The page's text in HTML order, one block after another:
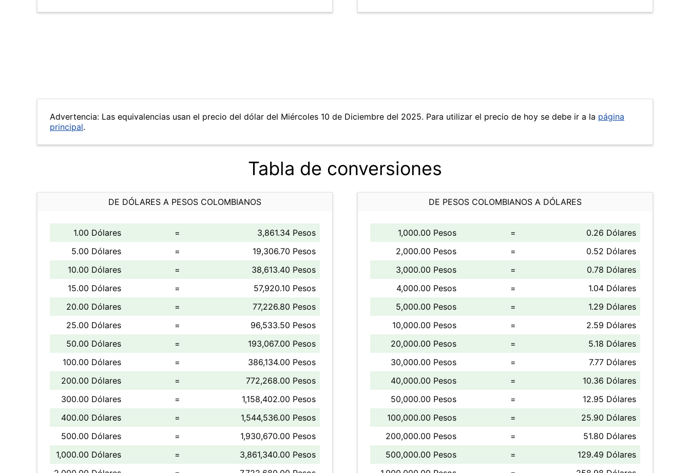
Advertencia: Las equivalencias usan el precio del dólar del Miércoles 10 de Diciembre del 2025. Para utilizar el precio de hoy se debe ir a la página
principal.
Tabla de conversiones
DE DÓLARES A PESOS COLOMBIANOS
1.00 Dólares =
3,861.34 Pesos
5.00 Dólares
=
19,306.70 Pesos
10.00 Dólares
=
38,613.40 Pesos
15.00 Dólares
=
57,920.10 Pesos
20.00 Dólares
=
77,226.80 Pesos
25.00 Dólares
=
96,533.50 Pesos
50.00 Dólares
=
193,067.00 Pesos
100.00 Dólares
=
386,134.00 Pesos
200.00 Dólares
=
772,268.00 Pesos
300.00 Dólares
=
1,158,402.00 Pesos
400.00 Dólares
=
1,544,536.00 Pesos
500.00 Dólares
=
1,930,670.00 Pesos
1,000.00 Dólares
=
3,861,340.00 Pesos
DE PESOS COLOMBIANOS A DÓLARES
1,000.00 Pesos =
0.26 Dólares
2,000.00 Pesos
=
0.52 Dólares
3,000.00 Pesos
=
0.78 Dólares
4,000.00 Pesos
=
1.04 Dólares
5,000.00 Pesos
=
1.29 Dólares
10,000.00 Pesos
=
2.59 Dólares
20,000.00 Pesos
=
5.18 Dólares
30,000.00 Pesos
=
7.77 Dólares
40,000.00 Pesos
=
10.36 Dólares
50,000.00 Pesos
=
12.95 Dólares
100,000.00 Pesos
=
25.90 Dólares
200,000.00 Pesos
=
51.80 Dólares
500,000.00 Pesos
=
129.49 Dólares